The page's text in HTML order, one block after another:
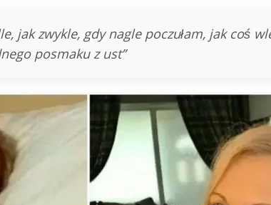
jak zwykle, gdy nagle poczułam, jak coś
posmaku z ust”